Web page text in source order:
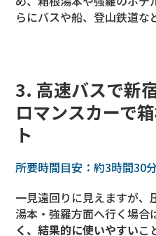
らにバスや船、登山鉄道な
3. 高速バスで新
ロマンスカーで
ト
所要時間目安：約3時間30
一見遠回りに見えますが
湯本・強羅方面へ行く場合
く、結果的に使いやすいこ